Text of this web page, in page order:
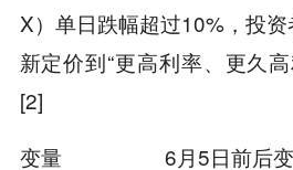
X）单日跌幅超过10%，投
新定价到“更高利率、更久
[2]
变量
6月5日前后